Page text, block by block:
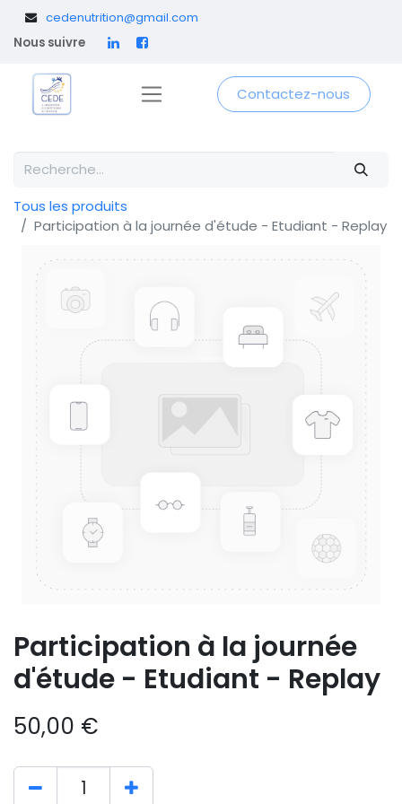
cedenutrition@gmail.com
Nous suivre
Contactez-nous
Tous les produits
Participation à la journée d'étude - Etudiant - Replay
Participation à la journée
d'étude - Etudiant - Replay
50,00 €